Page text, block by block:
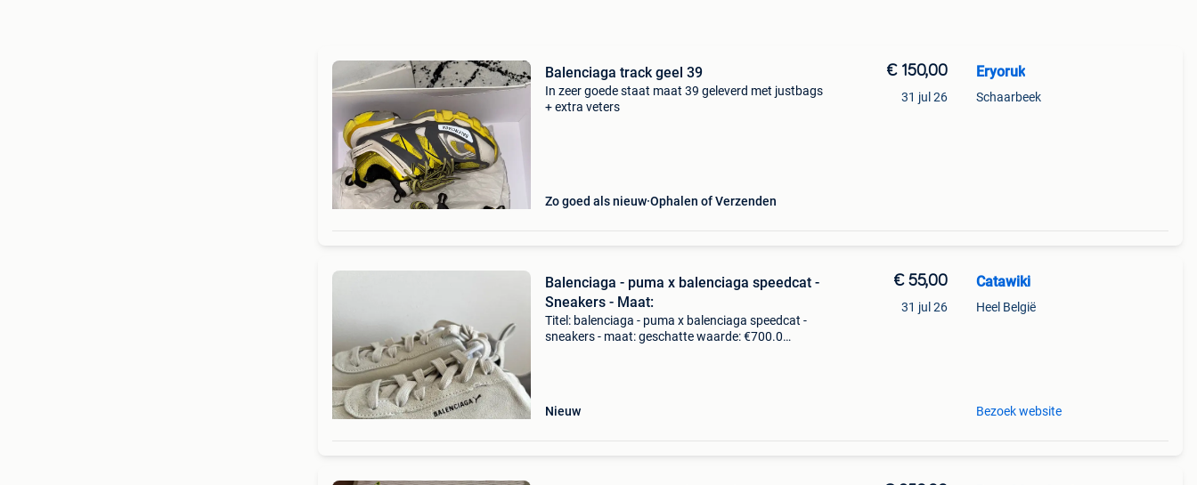
Balenciaga track geel 39
In zeer goede staat maat 39 geleverd met justbags
+ extra veters
Zo goed als nieuw Ophalen of Verzenden
€ 150,00
31 jul 26
Eryoruk
Schaarbeek
Balenciaga - puma x balenciaga speedcat -
Sneakers - Maat:
Titel: balenciaga - puma x balenciaga speedcat -
sneakers - maat: geschatte waarde: €700.0
Nieuw
€ 55,00
31 jul 26
Catawiki
Heel België
Bezoek website